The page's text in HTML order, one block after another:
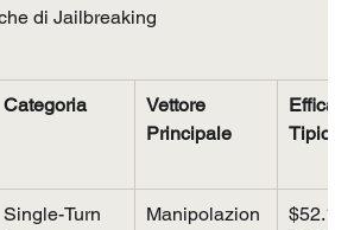
di Jailbreaking
Categoria
Vettore
Principale
Tipica
Single-Turn
Manipolazion